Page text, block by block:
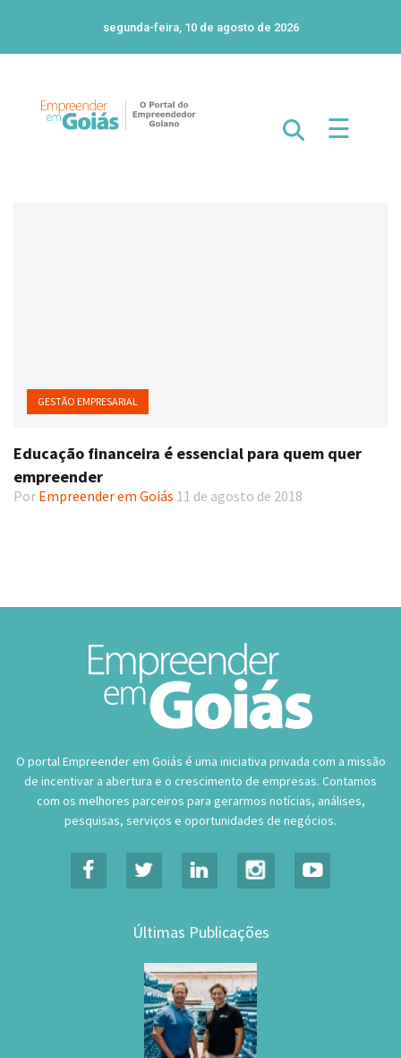
segunda-feira, 10 de agosto de 2026
☰
GESTÃO EMPRESARIAL
Educação financeira é essencial para quem quer
empreender
Por Empreender em Goiás 11 de agosto de 2018
O portal Empreender em Goiás é uma iniciativa privada com a missão
de incentivar a abertura e o crescimento de empresas. Contamos
com os melhores parceiros para gerarmos notícias, análises,
pesquisas, serviços e oportunidades de negócios.
Últimas Publicações